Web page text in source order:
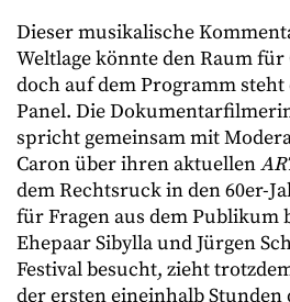
Dieser musikalische
Weltlage könnte den Raum
doch auf dem Programm
Panel. Die
spricht gemeinsam mit
Caron über ihren aktuellen
dem Rechtsruck in den 60er-
für Fragen aus dem Publikum
Ehepaar Sibylla und Jürgen
Festival besucht, zieht
der ersten eineinhalb Stunden